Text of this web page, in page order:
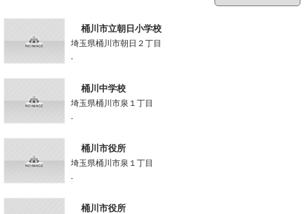
桶川市立朝日小学校
埼玉県桶川市朝日２丁目
-
桶川中学校
埼玉県桶川市泉１丁目
-
桶川市役所
埼玉県桶川市泉１丁目
-
桶川市役所